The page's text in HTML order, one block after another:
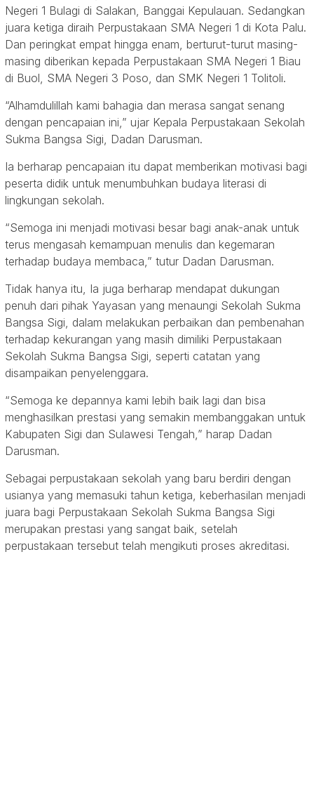
Negeri 1 Bulagi di Salakan, Banggai Kepulauan. Sedangkan
juara ketiga diraih Perpustakaan SMA Negeri 1 di Kota Palu.
Dan peringkat empat hingga enam, berturut-turut masing-
masing diberikan kepada Perpustakaan SMA Negeri 1 Biau
di Buol, SMA Negeri 3 Poso, dan SMK Negeri 1 Tolitoli.
“Alhamdulillah kami bahagia dan merasa sangat senang
dengan pencapaian ini,” ujar Kepala Perpustakaan Sekolah
Sukma Bangsa Sigi, Dadan Darusman.
Ia berharap pencapaian itu dapat memberikan motivasi bagi
peserta didik untuk menumbuhkan budaya literasi di
lingkungan sekolah.
“Semoga ini menjadi motivasi besar bagi anak-anak untuk
terus mengasah kemampuan menulis dan kegemaran
terhadap budaya membaca,” tutur Dadan Darusman.
Tidak hanya itu, Ia juga berharap mendapat dukungan
penuh dari pihak Yayasan yang menaungi Sekolah Sukma
Bangsa Sigi, dalam melakukan perbaikan dan pembenahan
terhadap kekurangan yang masih dimiliki Perpustakaan
Sekolah Sukma Bangsa Sigi, seperti catatan yang
disampaikan penyelenggara.
“Semoga ke depannya kami lebih baik lagi dan bisa
menghasilkan prestasi yang semakin membanggakan untuk
Kabupaten Sigi dan Sulawesi Tengah,” harap Dadan
Darusman.
Sebagai perpustakaan sekolah yang baru berdiri dengan
usianya yang memasuki tahun ketiga, keberhasilan menjadi
juara bagi Perpustakaan Sekolah Sukma Bangsa Sigi
merupakan prestasi yang sangat baik, setelah
perpustakaan tersebut telah mengikuti proses akreditasi.